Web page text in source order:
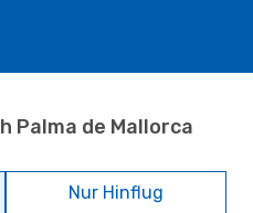
Palma de Mallorca
Nur Hinflug